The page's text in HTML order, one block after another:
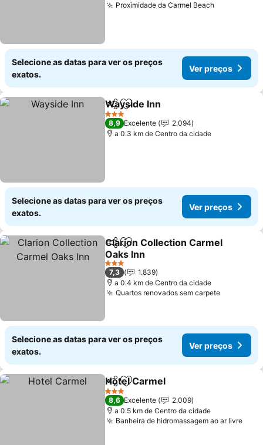
Proximidade da Carmel Beach
Selecione as datas para ver os preços
exatos.
Ver preços
PartilharAdicionar aos favoritos
Wayside Inn
3 Estrelas
8,9 Excelente
2.094
a 0.3 km de Centro da cidade
Selecione as datas para ver os preços
exatos.
Ver preços
PartilharAdicionar aos favoritos
Clarion Collection Carmel
Oaks Inn
3 Estrelas
7,3
1.839
a 0.4 km de Centro da cidade
Quartos renovados sem carpete
Selecione as datas para ver os preços
exatos.
Ver preços
PartilharAdicionar aos favoritos
Hotel Carmel
3 Estrelas
8,6 Excelente
2.009
a 0.5 km de Centro da cidade
Banheira de hidromassagem ao ar livre